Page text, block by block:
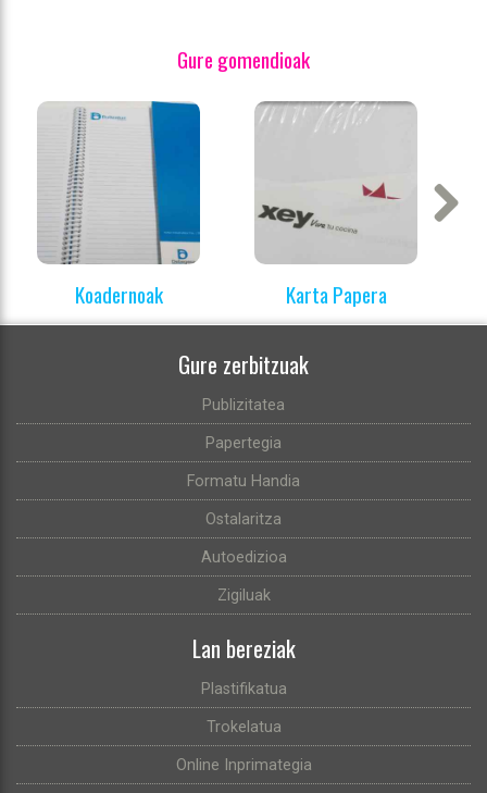
Gure gomendioak
Koadernoak Karta Papera
Gure zerbitzuak
Publizitatea
Papertegia
Formatu Handia
Ostalaritza
Autoedizioa
Zigiluak
Lan bereziak
Plastifikatua
Trokelatua
Online Inprimategia